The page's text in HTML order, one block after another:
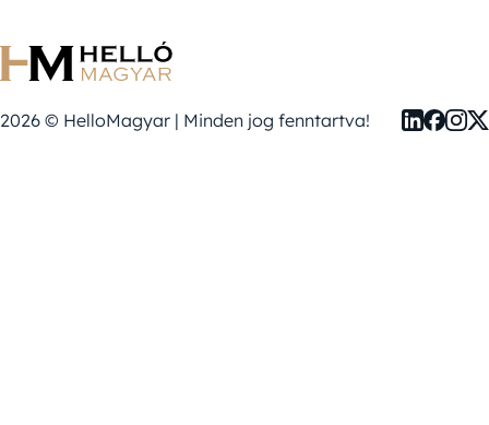
2026 © HelloMagyar | Minden jog fenntartva!